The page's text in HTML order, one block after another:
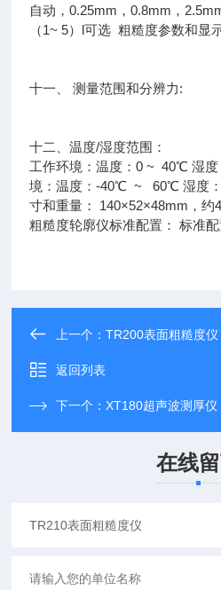
自动，0.25mm，0.8mm，
（1~ 5）l可选 粗糙度参数和显
十一、 测量范围和分辨力:
十二、温度/湿度范围：
工作环境：温度：0 ~ 40℃ 湿度
境：温度：-40℃ ~ 60℃ 湿度：
寸和重量： 140×52×48mm，约
粗糙度轮廓仪标准配置： 标准
上一个：TR200表面粗糙度仪
返回列表
下一个：XT180超声波测厚仪
在线